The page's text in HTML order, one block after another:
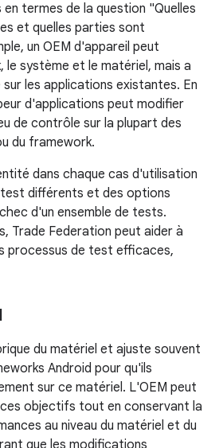
termes de la question "Quelles
et quelles parties sont
un OEM d'appareil peut
le système et le matériel, mais a
les applications existantes. En
d'applications peut modifier
de contrôle sur la plupart des
du framework.
dans chaque cas d'utilisation
différents et des options
d'un ensemble de tests.
Trade Federation peut aider à
processus de test efficaces,
du matériel et ajuste souvent
Android pour qu'ils
sur ce matériel. L'OEM peut
objectifs tout en conservant la
au niveau du matériel et du
que les modifications